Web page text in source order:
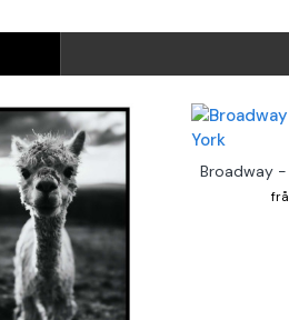
Broadway